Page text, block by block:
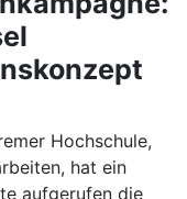
Hochschule,
hat ein
aufgerufen die